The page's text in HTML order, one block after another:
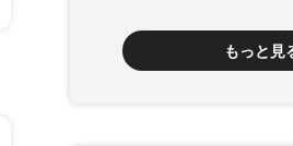
もっと見